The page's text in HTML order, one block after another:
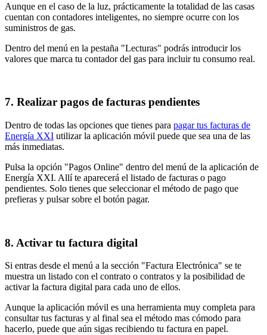
Aunque en el caso de la luz, prácticamente la totalidad de las casas
cuentan con contadores inteligentes, no siempre ocurre con los
suministros de gas.
Dentro del menú en la pestaña "Lecturas" podrás introducir los
valores que marca tu contador del gas para incluir tu consumo real.
7. Realizar pagos de facturas pendientes
Dentro de todas las opciones que tienes para pagar tus facturas de
Energía XXI utilizar la aplicación móvil puede que sea una de las
más inmediatas.
Pulsa la opción "Pagos Online" dentro del menú de la aplicación de
Energía XXI. Allí te aparecerá el listado de facturas o pago
pendientes. Solo tienes que seleccionar el método de pago que
prefieras y pulsar sobre el botón pagar.
8. Activar tu factura digital
Si entras desde el menú a la sección "Factura Electrónica" se te
muestra un listado con el contrato o contratos y la posibilidad de
activar la factura digital para cada uno de ellos.
Aunque la aplicación móvil es una herramienta muy completa para
consultar tus facturas y al final sea el método mas cómodo para
hacerlo, puede que aún sigas recibiendo tu factura en papel.